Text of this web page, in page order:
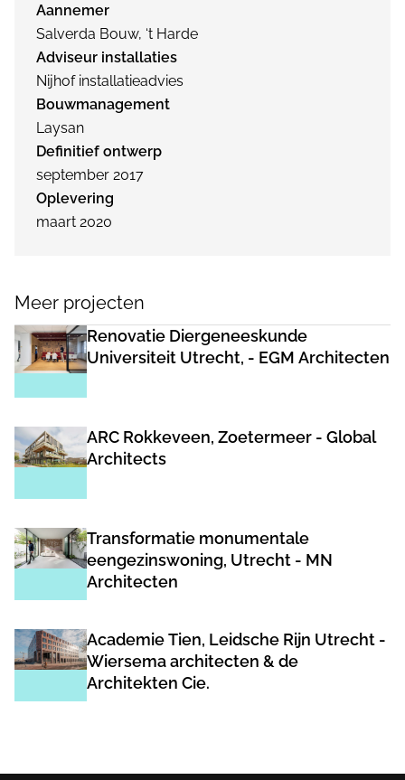
Aannemer
Salverda Bouw, ‘t Harde
Adviseur installaties
Nijhof installatieadvies
Bouwmanagement
Laysan
Definitief ontwerp
september 2017
Oplevering
maart 2020
Meer projecten
Renovatie Diergeneeskunde
Universiteit Utrecht, - EGM Architecten
ARC Rokkeveen, Zoetermeer - Global
Architects
Transformatie monumentale
eengezinswoning, Utrecht - MN
Architecten
Academie Tien, Leidsche Rijn Utrecht -
Wiersema architecten & de
Architekten Cie.